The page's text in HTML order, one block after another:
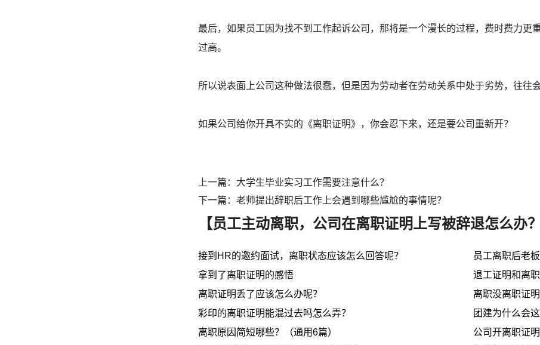
最后，如果员工因为找不到工作起诉公司，那将是一个漫长的过程，费时费力更
过高。
所以说表面上公司这种做法很蠢，但是因为劳动者在劳动关系中处于劣势，往往
如果公司给你开具不实的《离职证明》，你会忍下来，还是要公司重新开？
上一篇：大学生毕业实习工作需要注意什么？
下一篇：老师提出辞职后工作上会遇到哪些尴尬的事情呢？
【员工主动离职，公司在离职证明上写被辞退怎么办
接到HR的邀约面试，离职状态应该怎么回答呢？
员工离职后老
拿到了离职证明的感悟
退工证明和离
离职证明丢了应该怎么办呢？
离职没离职证
彩印的离职证明能混过去吗怎么弄？
团建为什么会
离职原因简短哪些？（通用6篇）
公司开离职证